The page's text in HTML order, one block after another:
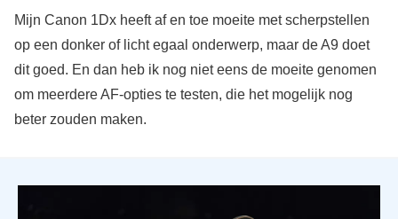
Mijn Canon 1Dx heeft af en toe moeite met scherpstellen
op een donker of licht egaal onderwerp, maar de A9 doet
dit goed. En dan heb ik nog niet eens de moeite genomen
om meerdere AF-opties te testen, die het mogelijk nog
beter zouden maken.